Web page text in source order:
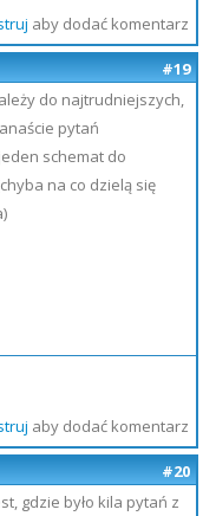
aby dodać komentarz
#19
do najtrudniejszych,
pytań
schemat do
na co dzielą się
aby dodać komentarz
#20
gdzie było kila pytań z